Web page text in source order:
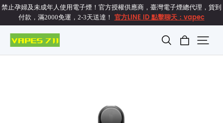
禁止孕婦及未成年人使用電子煙！官方授權供應商，臺灣電子煙總代理，貨到
付款，滿2000免運，2-3天送達！ 官方LINE ID 點擊聊天：vapec